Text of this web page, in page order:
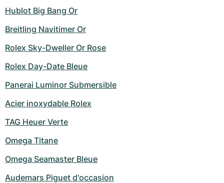
Hublot Big Bang Or
Breitling Navitimer Or
Rolex Sky-Dweller Or Rose
Rolex Day-Date Bleue
Panerai Luminor Submersible
Acier inoxydable Rolex
TAG Heuer Verte
Omega Titane
Omega Seamaster Bleue
Audemars Piguet d'occasion